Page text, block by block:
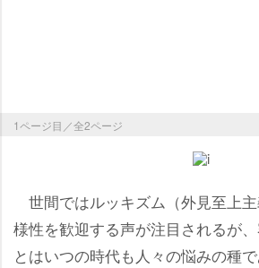
1ページ目／全2ページ
世間ではルッキズム（外見至上
様性を歓迎する声が注目されるが
とはいつの時代も人々の悩みの種